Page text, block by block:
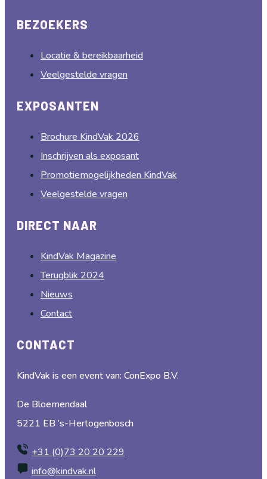
BEZOEKERS
Locatie & bereikbaarheid
Veelgestelde vragen
EXPOSANTEN
Brochure KindVak 2026
Inschrijven als exposant
Promotiemogelijkheden KindVak
Veelgestelde vragen
DIRECT NAAR
KindVak Magazine
Terugblik 2024
Nieuws
Contact
CONTACT
KindVak is een event van: ConExpo B.V.
De Bloemendaal
5221 EB ’s-Hertogenbosch
+31 (0)73 20 20 229
info@kindvak.nl